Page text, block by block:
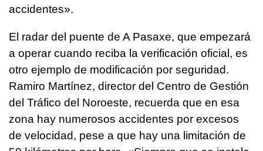
accidentes».
El radar del puente de A Pasaxe, que empezará
a operar cuando reciba la verificación oficial, es
otro ejemplo de modificación por seguridad.
Ramiro Martínez, director del Centro de Gestión
del Tráfico del Noroeste, recuerda que en esa
zona hay numerosos accidentes por excesos
de velocidad, pese a que hay una limitación de